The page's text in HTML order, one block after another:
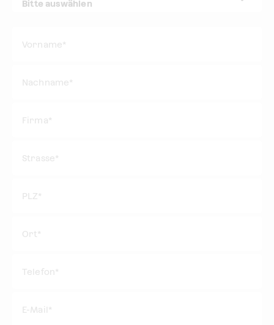
Vorname*
Nachname*
Firma*
Strasse*
PLZ*
Ort*
Telefon*
E-Mail *